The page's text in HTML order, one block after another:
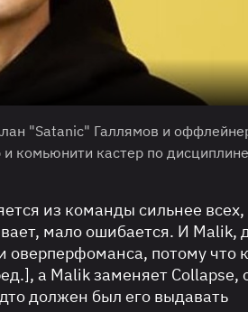
"Satanic" Галлямов и
комьюнити кастер по
из команды сильнее всех,
мало ошибается. И Malik,
оверперфоманса, потому что
а Malik заменяет Collapse,
должен был его выдавать